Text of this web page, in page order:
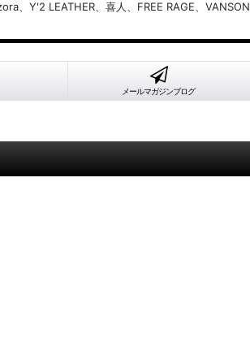
、Y'2 LEATHER、喜人、FREE RAGE、VANSON
メールマガジンブログ